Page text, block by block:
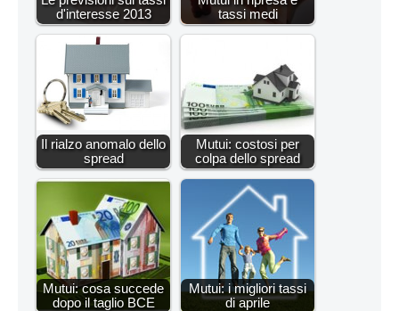
d'interesse 2013
tassi medi
Il rialzo anomalo dello
spread
Mutui: costosi per
colpa dello spread
Mutui: cosa succede
dopo il taglio BCE
Mutui: i migliori tassi
di aprile